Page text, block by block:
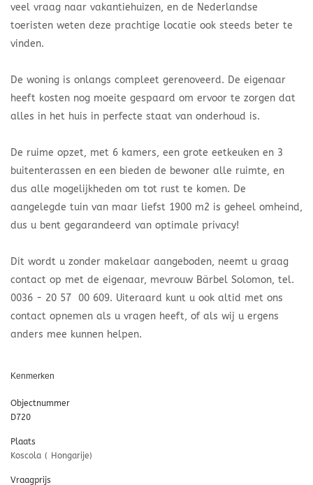
veel vraag naar vakantiehuizen, en de Nederlandse
toeristen weten deze prachtige locatie ook steeds beter te
vinden.
De woning is onlangs compleet gerenoveerd. De eigenaar
heeft kosten nog moeite gespaard om ervoor te zorgen dat
alles in het huis in perfecte staat van onderhoud is.
De ruime opzet, met 6 kamers, een grote eetkeuken en 3
buitenterassen en een bieden de bewoner alle ruimte, en
dus alle mogelijkheden om tot rust te komen. De
aangelegde tuin van maar liefst 1900 m2 is geheel omheind,
dus u bent gegarandeerd van optimale privacy!
Dit wordt u zonder makelaar aangeboden, neemt u graag
contact op met de eigenaar, mevrouw Bärbel Solomon, tel.
0036 - 20 57 00 609. Uiteraard kunt u ook altid met ons
contact opnemen als u vragen heeft, of als wij u ergens
anders mee kunnen helpen.
Kenmerken
Objectnummer
D720
Plaats
Koscola ( Hongarije)
Vraagprijs